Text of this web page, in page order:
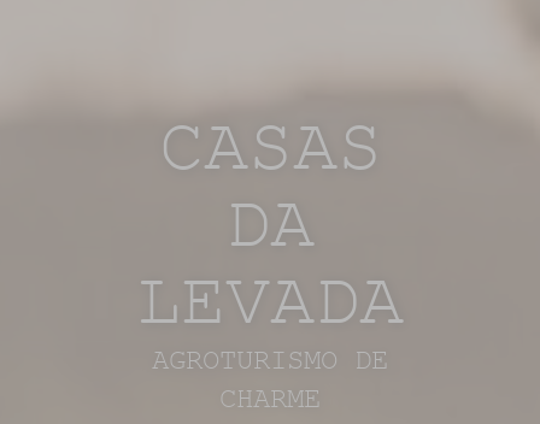
CASAS
DA
LEVADA
AGROTURISMO DE
CHARME